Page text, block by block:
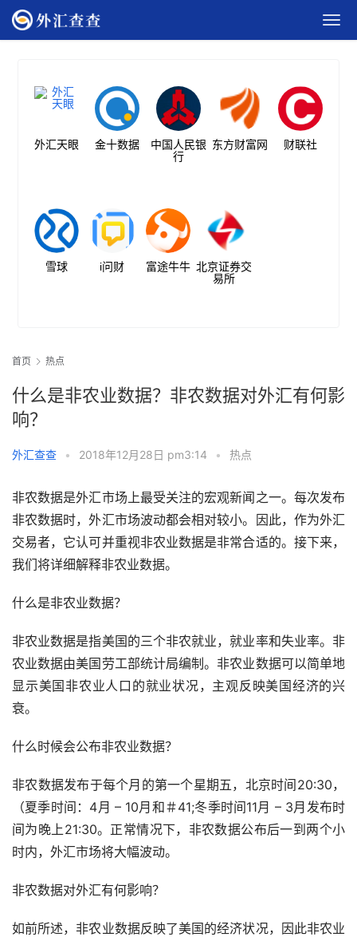
外汇天眼 金十数据
中国人民银
行
东方财富网 财联社
雪球 i问财 富途牛牛 北京证券交
易所
首页 热点
什么是非农业数据？非农数据对外汇有何影
响？
外汇查查 • 2018年12月28日 pm3:14 • 热点
非农数据是外汇市场上最受关注的宏观新闻之一。每次发布
非农数据时，外汇市场波动都会相对较小。因此，作为外汇
交易者，它认可并重视非农业数据是非常合适的。接下来，
我们将详细解释非农业数据。
什么是非农业数据？
非农业数据是指美国的三个非农就业，就业率和失业率。非
农业数据由美国劳工部统计局编制。非农业数据可以简单地
显示美国非农业人口的就业状况，主观反映美国经济的兴
衰。
什么时候会公布非农业数据？
非农数据发布于每个月的第一个星期五，北京时间20:30，
（夏季时间：4月 – 10月和＃41;冬季时间11月 – 3月发布时
间为晚上21:30。正常情况下，非农数据公布后一到两个小
时内，外汇市场将大幅波动。
非农数据对外汇有何影响？
如前所述，非农业数据反映了美国的经济状况，因此非农业